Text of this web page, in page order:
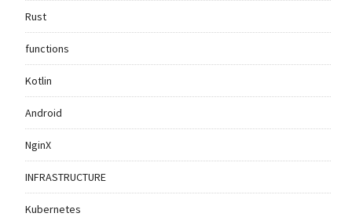
Rust
functions
Kotlin
Android
NginX
INFRASTRUCTURE
Kubernetes